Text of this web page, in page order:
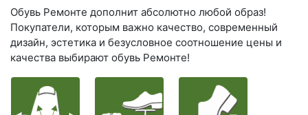
Обувь Ремонте дополнит абсолютно любой образ!
Покупатели, которым важно качество, современный
дизайн, эстетика и безусловное соотношение цены и
качества выбирают обувь Ремонте!